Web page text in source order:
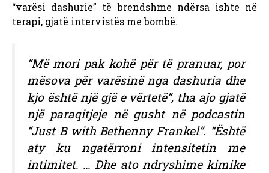
“varësi dashurie” të brendshme ndërsa ishte në
terapi, gjatë intervistës me bombë.
“Më mori pak kohë për të pranuar, por
mësova për varësinë nga dashuria dhe
kjo është një gjë e vërtetë”, tha ajo gjatë
një paraqitjeje në gusht në podcastin
“Just B with Bethenny Frankel”. “Është
aty ku ngatërroni intensitetin me
intimitet. … Dhe ato ndryshime kimike